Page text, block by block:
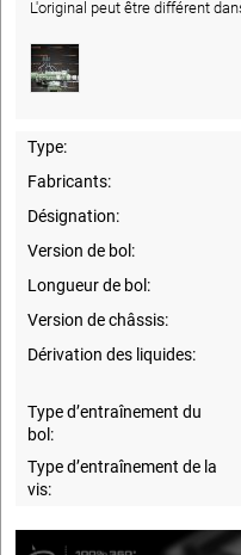
L'original peut être différent
Type:
Fabricants:
Désignation:
Version de bol:
Longueur de bol:
Version de châssis:
Dérivation des liquides:
Type d’entraînement du
bol:
Type d’entraînement de la
vis: